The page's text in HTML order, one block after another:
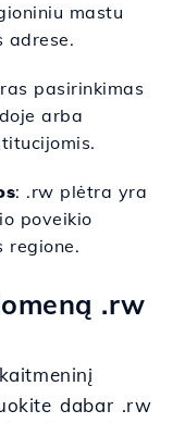
mastu
adrese.
pasirinkimas
arba
: .rw plėtra yra
poveikio
regione.
.rw
dabar .rw